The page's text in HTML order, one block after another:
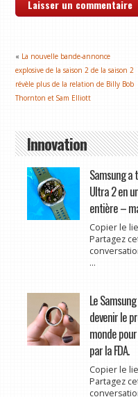
« La nouvelle bande-annonce
explosive de la saison 2 de la saison 2
révèle plus de la relation de Billy Bob
Thornton et Sam Elliott
Innovation
Samsung a
Ultra 2 en
entière –
Copier le
Partagez
...
Le
devenir le
monde
par la FDA.
Copier le
Partagez